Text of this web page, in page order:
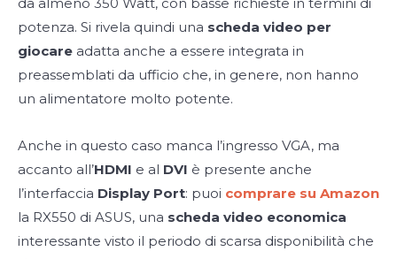
potenza. Si rivela quindi una scheda video per
giocare adatta anche a essere integrata in
preassemblati da ufficio che, in genere, non hanno
un alimentatore molto potente.
Anche in questo caso manca l’ingresso VGA, ma
accanto all’HDMI e al DVI è presente anche
l’interfaccia Display Port: puoi comprare su Amazon
la RX550 di ASUS, una scheda video economica
interessante visto il periodo di scarsa disponibilità che